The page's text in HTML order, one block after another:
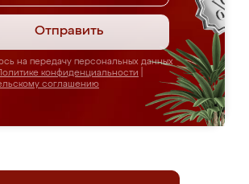
Отправить
на передачу персональных данных
конфиденциальности
соглашению